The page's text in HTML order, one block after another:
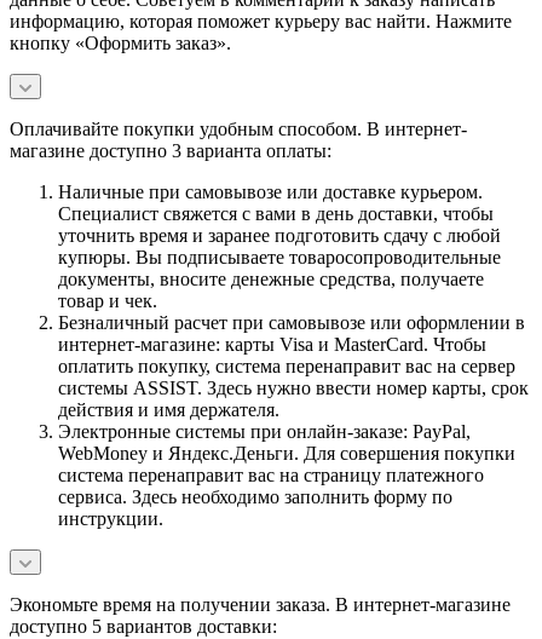
информацию, которая поможет курьеру вас найти. Нажмите
кнопку «Оформить заказ».
Оплачивайте покупки удобным способом. В интернет-
магазине доступно 3 варианта оплаты:
Наличные при самовывозе или доставке курьером.
Специалист свяжется с вами в день доставки, чтобы
уточнить время и заранее подготовить сдачу с любой
купюры. Вы подписываете товаросопроводительные
документы, вносите денежные средства, получаете
товар и чек.
Безналичный расчет при самовывозе или оформлении в
интернет-магазине: карты Visa и MasterCard. Чтобы
оплатить покупку, система перенаправит вас на сервер
системы ASSIST. Здесь нужно ввести номер карты, срок
действия и имя держателя.
Электронные системы при онлайн-заказе: PayPal,
WebMoney и Яндекс.Деньги. Для совершения покупки
система перенаправит вас на страницу платежного
сервиса. Здесь необходимо заполнить форму по
инструкции.
Экономьте время на получении заказа. В интернет-магазине
доступно 5 вариантов доставки: